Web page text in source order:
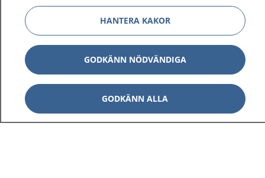
1177 på flera språk Visa
Om 1177 Visa
Kontakt Visa
HANTERA KAKOR
GODKÄNN NÖDVÄNDIGA
GODKÄNN ALLA